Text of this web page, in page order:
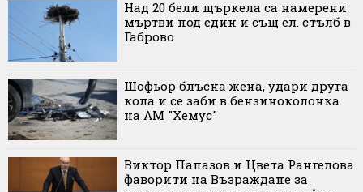
Над 20 бели щъркела са намерени
мъртви под един и същ ел. стълб в
Габрово
Шофьор блъсна жена, удари друга
кола и се заби в бензиноколонка
на АМ "Хемус"
Виктор Папазов и Цвета Рангелова
фаворити на Възраждане за